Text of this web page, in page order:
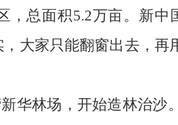
总面积5.2万亩。新
大家只能翻窗出去，再
华林场，开始造林治沙